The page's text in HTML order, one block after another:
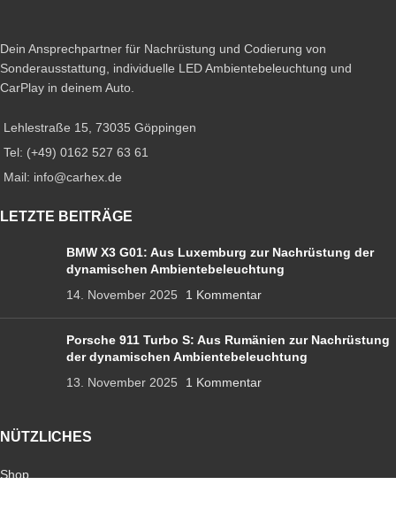
Dein Ansprechpartner für Nachrüstung und Codierung von
Sonderausstattung, individuelle LED Ambientebeleuchtung und
CarPlay in deinem Auto.
Lehlestraße 15, 73035 Göppingen
Tel: (+49) 0162 527 63 61
Mail: info@carhex.de
LETZTE BEITRÄGE
BMW X3 G01: Aus Luxemburg zur Nachrüstung der
dynamischen Ambientebeleuchtung
14. November 2025
1 Kommentar
Porsche 911 Turbo S: Aus Rumänien zur Nachrüstung
der dynamischen Ambientebeleuchtung
13. November 2025
1 Kommentar
NÜTZLICHES
Shop